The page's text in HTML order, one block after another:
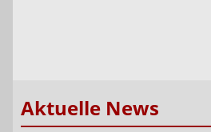
Aktuelle News